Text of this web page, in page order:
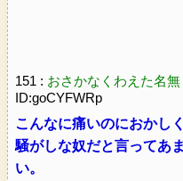
151 : おさかなくわえた名無
ID:goCYFWRp
こんなに痛いのにおかし
騒がしな奴だと言ってあ
い。